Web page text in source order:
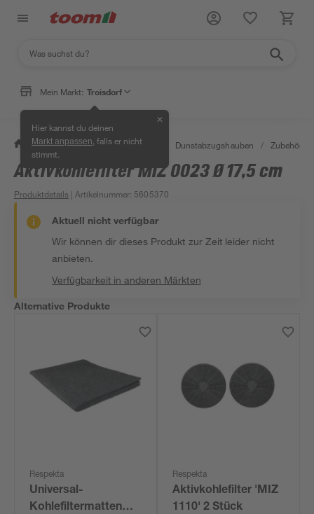
Mein Markt: Troisdorf
Hier kannst du deinen
Markt anpassen , falls er nicht
stimmt.
✕
/ Wohnen & Haushalt / Küche Dunstabzugshauben / Zubehör
Aktivkohlefilter MIZ 0023 Ø 17,5 cm
Produktdetails | Artikelnummer: 5605370
Aktuell nicht verfügbar
Wir können dir dieses Produkt zur Zeit leider nicht
anbieten.
Verfügbarkeit in anderen Märkten
Alternative Produkte
Respekta
Universal-
Kohlefiltermatten
Respekta
Aktivkohlefilter 'MIZ
1110' 2 Stück